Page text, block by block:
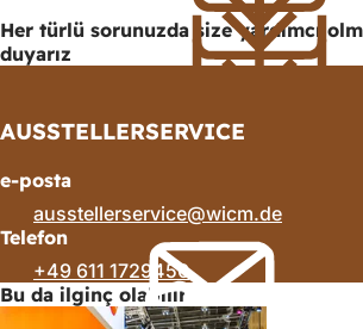
Her türlü sorunuzda size yardımcı
duyarız
AUSSTELLERSERVICE
e-posta
ausstellerservice
wicm de
Telefon
+49 611 1729450
Bu da ilginç olabilir